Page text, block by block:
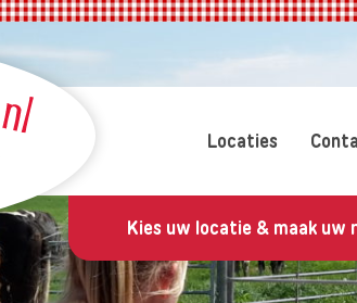
Locaties
Kies uw locatie & maak uw